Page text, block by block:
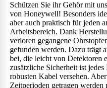
Schützen Sie ihr Gehör mit
von Honeywell! Besonders
aber auch praktisch für jeden
Arbeitsbereich. Dank
verloren gegangene
gefunden werden. Dazu trägt
bei, die leicht von Detektoren
zusätzliche Sicherheit ist
robusten Kabel versehen.
Zeitperioden getragen